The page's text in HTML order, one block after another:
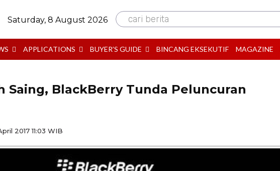
Saturday, 8 August 2026 cari berita
APPLICATIONS BUYER’S GUIDE BINCANG EKSEKUTIF MAGAZINE
Saing, BlackBerry Tunda Peluncuran
2017 11:03 WIB